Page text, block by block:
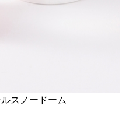
スノードーム